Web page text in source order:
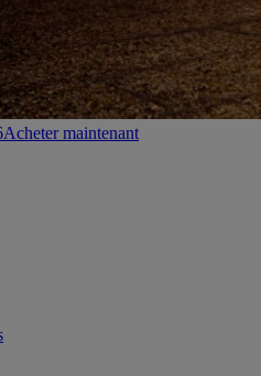
Acheter maintenant